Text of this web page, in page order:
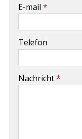
E-mail *
Telefon
Nachricht*